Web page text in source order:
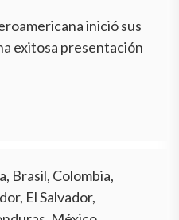
inició sus
exitosa presentación
Brasil, Colombia,
El Salvador,